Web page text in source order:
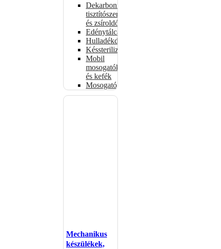
Dekarbonizáló
tisztítószerek
és zsíroldók
Edénytálcák
Hulladékdarálók
Késsterilizátorok
Mobil
mosogatók
és kefék
Mosogatógépkosarak
Mechanikus
készülékek,